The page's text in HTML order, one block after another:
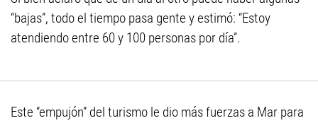
“bajas”, todo el tiempo pasa gente y estimó: “Estoy
atendiendo entre 60 y 100 personas por día”.
Este “empujón” del turismo le dio más fuerzas a Mar para